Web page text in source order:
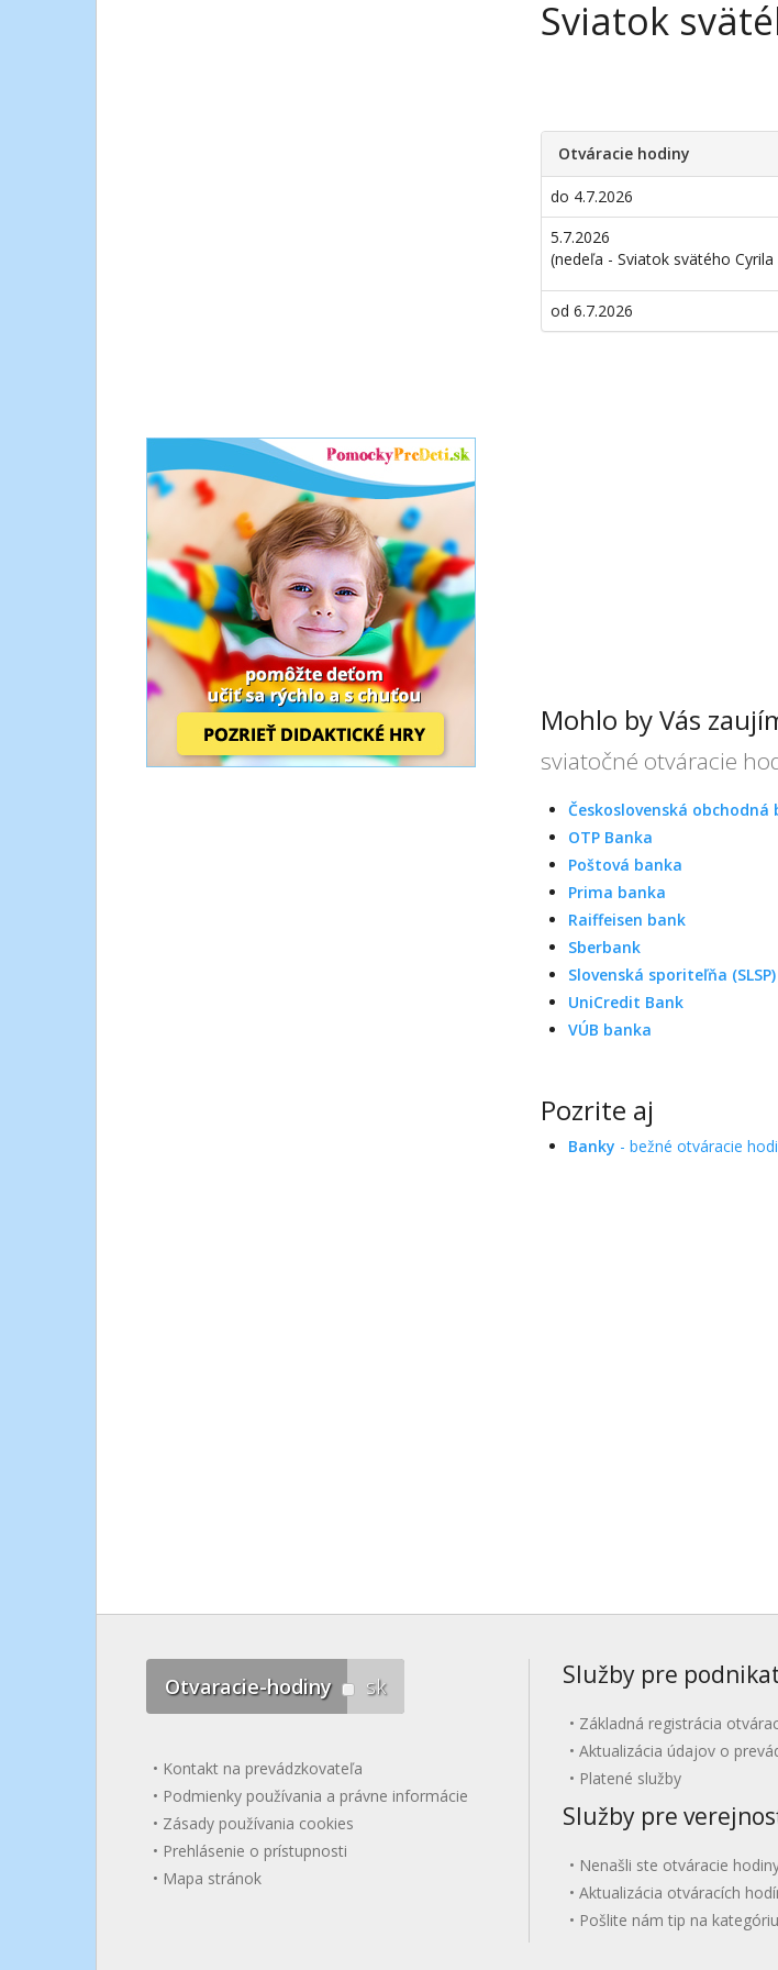
Sviatok
Otváracie hodiny
do 4.7.2026
5.7.2026
(nedeľa - Sviatok svätého
od 6.7.2026
Mohlo by Vás
sviatočné otváracie
Československá obchodná
OTP Banka
Poštová banka
Prima banka
Raiffeisen bank
Sberbank
Slovenská sporiteľňa (SLSP)
UniCredit Bank
VÚB banka
Pozrite aj
Banky - bežné otváracie
Otvaracie-hodiny sk
Kontakt na prevádzkovateľa
Podmienky používania a právne informácie
Zásady používania cookies
Prehlásenie o prístupnosti
Mapa stránok
Služby pre
Základná registrácia
Aktualizácia údajov o
Platené služby
Služby pre
Nenašli ste otváracie
Aktualizácia otváracích
Pošlite nám tip na kategóriu